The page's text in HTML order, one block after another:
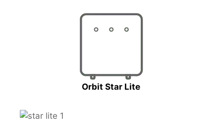
Orbit Star Lite